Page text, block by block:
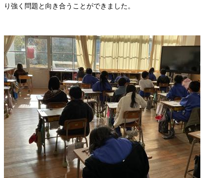
り強く問題と向き合うことができました。